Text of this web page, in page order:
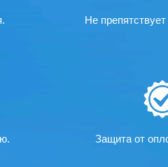
Не
Защита от